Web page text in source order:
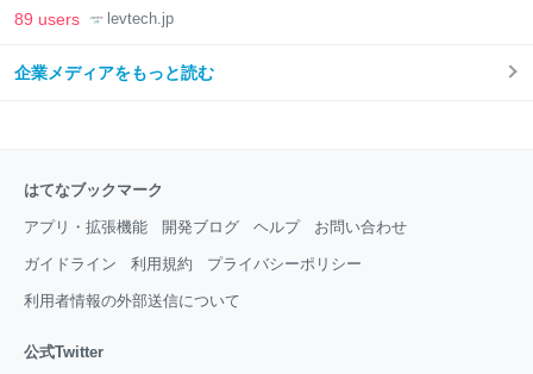
LAB
89 users levtech.jp
企業メディアをもっと読む
はてなブックマーク
アプリ・拡張機能 開発ブログ ヘルプ お問い合わせ
ガイドライン 利用規約 プライバシーポリシー
利用者情報の外部送信について
公式Twitter